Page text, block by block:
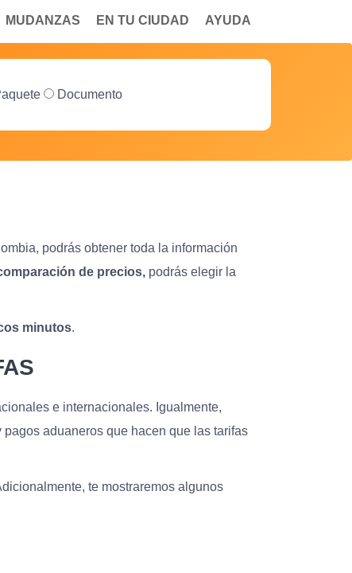
AYUDA
EN TU CIUDAD
MUDANZAS
Documento
podrás obtener toda la información
de precios, podrás elegir la
minutos.
e internacionales. Igualmente,
aduaneros que hacen que las tarifas
te mostraremos algunos